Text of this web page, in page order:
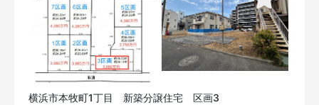
横浜市本牧町1丁目 新築分譲住宅 区画3